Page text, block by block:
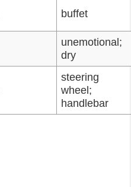
buffet
unemotional;
dry
steering
wheel;
handlebar